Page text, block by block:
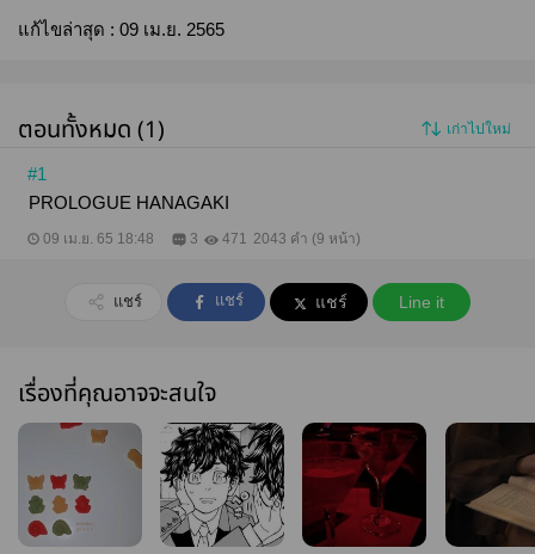
แก้ไขล่าสุด : 09 เม.ย. 2565
ตอนทั้งหมด (1) เก่าไปใหม่
#1
PROLOGUE HANAGAKI
09 เม.ย. 65 18:48 3 471 2043 คำ (9 หน้า)
แชร์ แชร์ แชร์ Line it
เรื่องที่คุณอาจจะสนใจ